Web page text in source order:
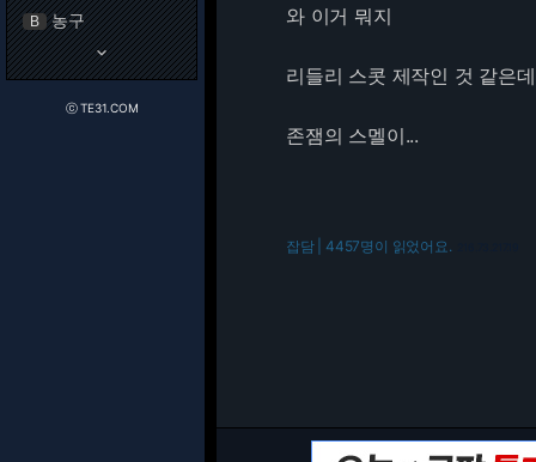
B 농구
keyboard_arrow_down
ⓒ TE31.COM
와 이거 뭐지
리들리 스콧 제작인 것 같은데
존잼의 스멜이...
잡담 | 4457명이 읽었어요.